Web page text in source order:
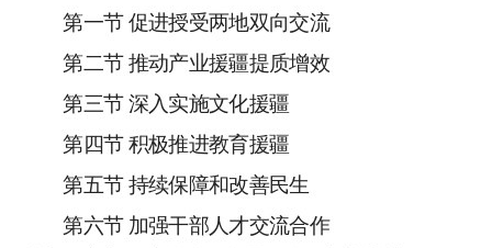
第一节 促进授受两地双向交流
第二节 推动产业援疆提质增效
第三节 深入实施文化援疆
第四节 积极推进教育援疆
第五节 持续保障和改善民生
第六节 加强干部人才交流合作